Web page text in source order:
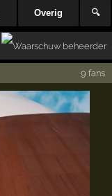
Overig 🔍
9 fans